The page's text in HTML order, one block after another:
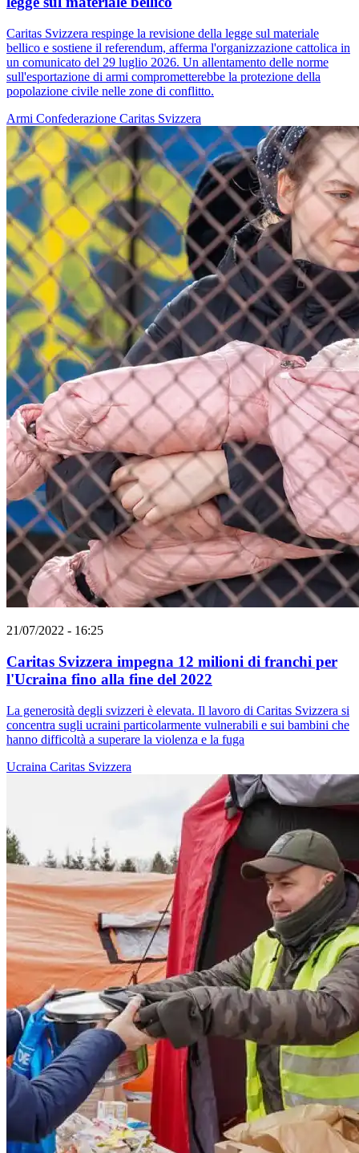
Caritas Svizzera respinge la revisione della legge sul materiale
bellico e sostiene il referendum, afferma l'organizzazione cattolica in
un comunicato del 29 luglio 2026. Un allentamento delle norme
sull'esportazione di armi comprometterebbe la protezione della
popolazione civile nelle zone di conflitto.
Armi Confederazione Caritas Svizzera
21/07/2022 - 16:25
Caritas Svizzera impegna 12 milioni di franchi per
l'Ucraina fino alla fine del 2022
La generosità degli svizzeri è elevata. Il lavoro di Caritas Svizzera si
concentra sugli ucraini particolarmente vulnerabili e sui bambini che
hanno difficoltà a superare la violenza e la fuga
Ucraina Caritas Svizzera